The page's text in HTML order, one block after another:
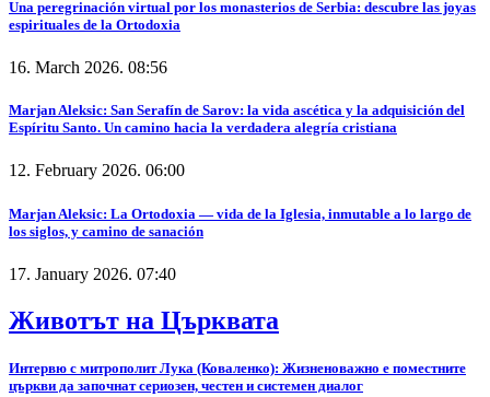
Una peregrinación virtual por los monasterios de Serbia: descubre las joyas
espirituales de la Ortodoxia
16. March 2026. 08:56
Marjan Aleksic: San Serafín de Sarov: la vida ascética y la adquisición del
Espíritu Santo. Un camino hacia la verdadera alegría cristiana
12. February 2026. 06:00
Marjan Aleksic: La Ortodoxia — vida de la Iglesia, inmutable a lo largo de
los siglos, y camino de sanación
17. January 2026. 07:40
Животът на Църквата
Интервю с митрополит Лука (Коваленко): Жизненоважно е поместните
църкви да започнат сериозен, честен и системен диалог